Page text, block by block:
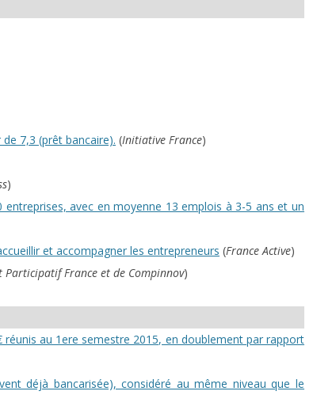
7,3 (prêt bancaire). (Initiative France)
)
avec en moyenne 13 emplois à 3-5 ans et un
et accompagner les entrepreneurs (France Active)
Participatif France et de Compinnov)
au 1ere semestre 2015, en doublement par rapport
déjà bancarisée), considéré au même niveau que le